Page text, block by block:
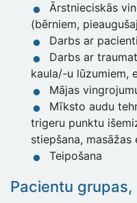
Ārstnieciskās
(bērniem,
Darbs ar
Darbs ar
kaula/-u lūzumiem,
Mājas
Mīksto audu
trigeru punktu
stiepšana, masāžas
Teipošana
Pacientu